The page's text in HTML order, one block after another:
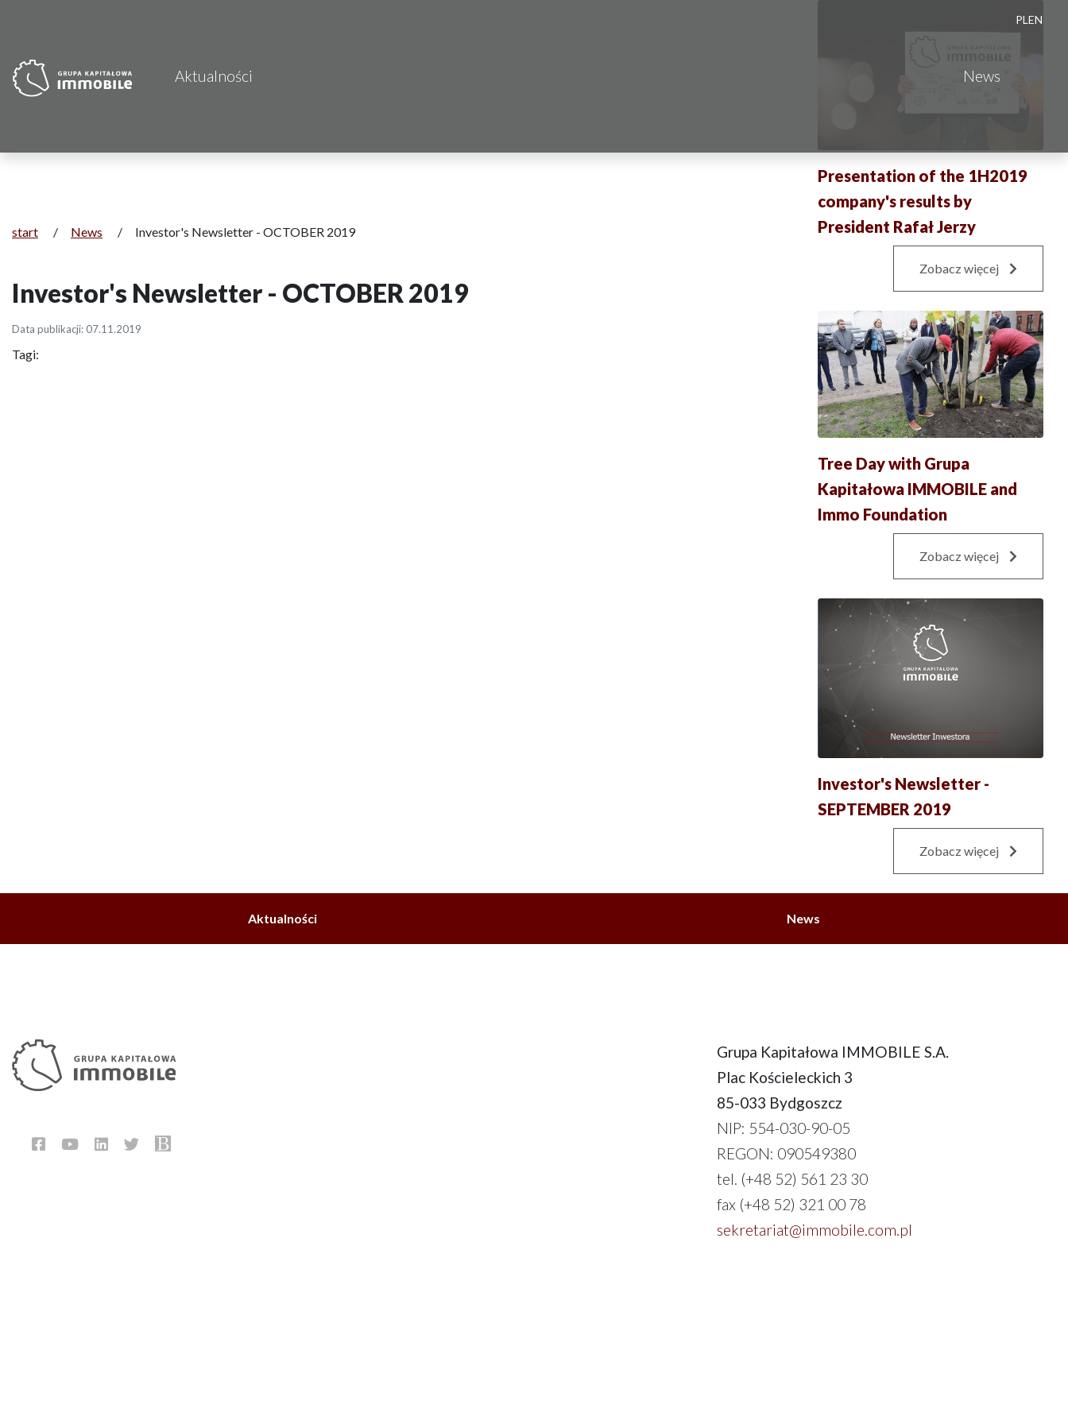
Aktualności News
PL EN
start / News / Investor's Newsletter - OCTOBER 2019
Investor's Newsletter - OCTOBER 2019
Data publikacji: 07.11.2019
Tagi:
Presentation of the 1H2019
company's results by
President Rafał Jerzy
Zobacz więcej
Tree Day with Grupa
Kapitałowa IMMOBILE and
Immo Foundation
Zobacz więcej
Investor's Newsletter -
SEPTEMBER 2019
Zobacz więcej
Aktualności News
Grupa Kapitałowa IMMOBILE S.A.
Plac Kościeleckich 3
85-033 Bydgoszcz
NIP: 554-030-90-05
REGON: 090549380
tel. (+48 52) 561 23 30
fax (+48 52) 321 00 78
sekretariat@immobile.com.pl